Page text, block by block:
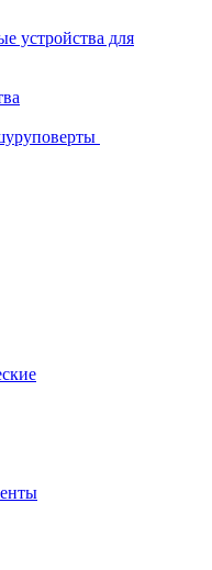
устройства для